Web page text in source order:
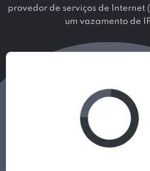
provedor de serviços de Internet
um vazamento de